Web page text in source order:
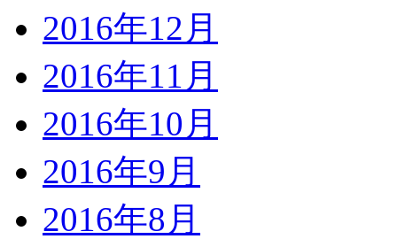
2016年12月
2016年11月
2016年10月
2016年9月
2016年8月